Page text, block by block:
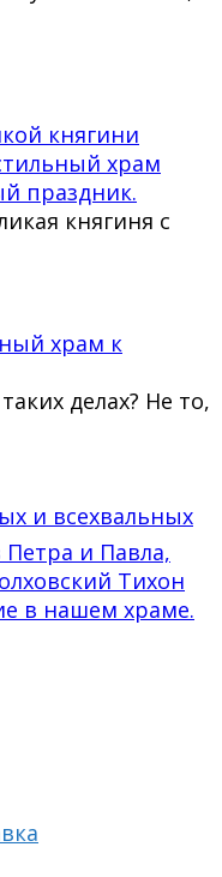
княгини
храм
праздник.
княгиня с
храм к
делах? Не то,
и всехвальных
и Павла,
Тихон
в нашем храме.